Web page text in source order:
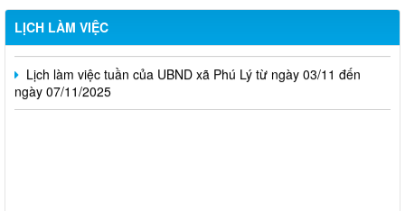
LỊCH LÀM VIỆC
Lịch làm việc của UBND xã Phú Lý từ ngày 10/11 đến ngày
16/11/2025
Lịch làm việc tuần của UBND xã Phú Lý từ ngày 03/11 đến
ngày 07/11/2025